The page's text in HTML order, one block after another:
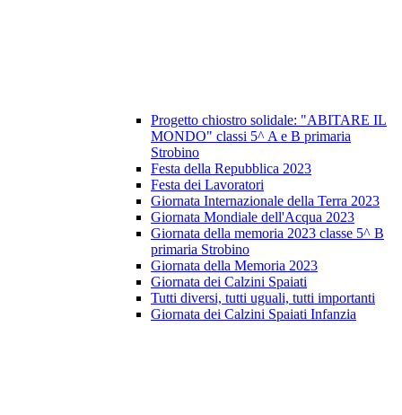
Progetto chiostro solidale: "ABITARE IL
MONDO" classi 5^ A e B primaria
Strobino
Festa della Repubblica 2023
Festa dei Lavoratori
Giornata Internazionale della Terra 2023
Giornata Mondiale dell'Acqua 2023
Giornata della memoria 2023 classe 5^ B
primaria Strobino
Giornata della Memoria 2023
Giornata dei Calzini Spaiati
Tutti diversi, tutti uguali, tutti importanti
Giornata dei Calzini Spaiati Infanzia